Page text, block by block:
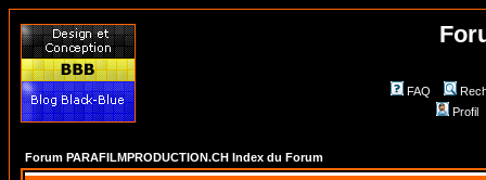
FAQ
Profil
Forum PARAFILMPRODUCTION.CH Index du Forum